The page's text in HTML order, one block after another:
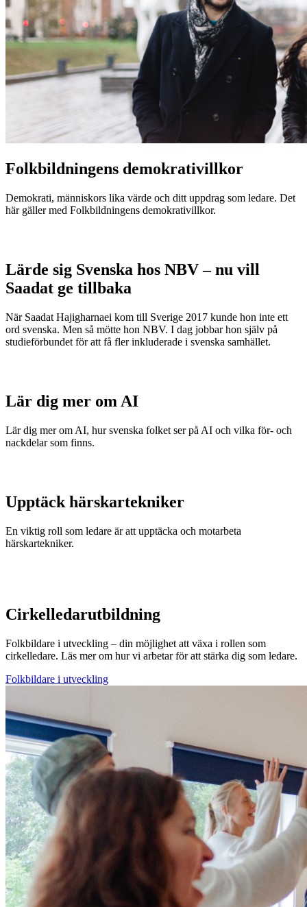
Folkbildningens demokrativillkor
Demokrati, människors lika värde och ditt uppdrag som ledare. Det
här gäller med Folkbildningens demokrativillkor.
Lärde sig Svenska hos NBV – nu vill
Saadat ge tillbaka
När Saadat Hajigharnaei kom till Sverige 2017 kunde hon inte ett
ord svenska. Men så mötte hon NBV. I dag jobbar hon själv på
studieförbundet för att få fler inkluderade i svenska samhället.
Lär dig mer om AI
Lär dig mer om AI, hur svenska folket ser på AI och vilka för- och
nackdelar som finns.
Upptäck härskartekniker
En viktig roll som ledare är att upptäcka och motarbeta
härskartekniker.
Cirkelledarutbildning
Folkbildare i utveckling – din möjlighet att växa i rollen som
cirkelledare. Läs mer om hur vi arbetar för att stärka dig som ledare.
Folkbildare i utveckling